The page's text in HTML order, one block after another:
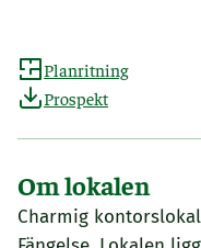
Planritning
Prospekt
Om lokalen
Charmig